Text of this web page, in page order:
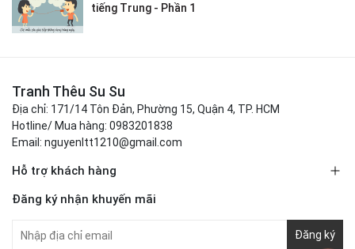
tiếng Trung - Phần 1
Tranh Thêu Su Su
Địa chỉ: 171/14 Tôn Đản, Phường 15, Quận 4, TP. HCM
Hotline/ Mua hàng: 0983201838
Email: nguyenltt1210@gmail.com
Hỗ trợ khách hàng
Đăng ký nhận khuyến mãi
Đăng ký